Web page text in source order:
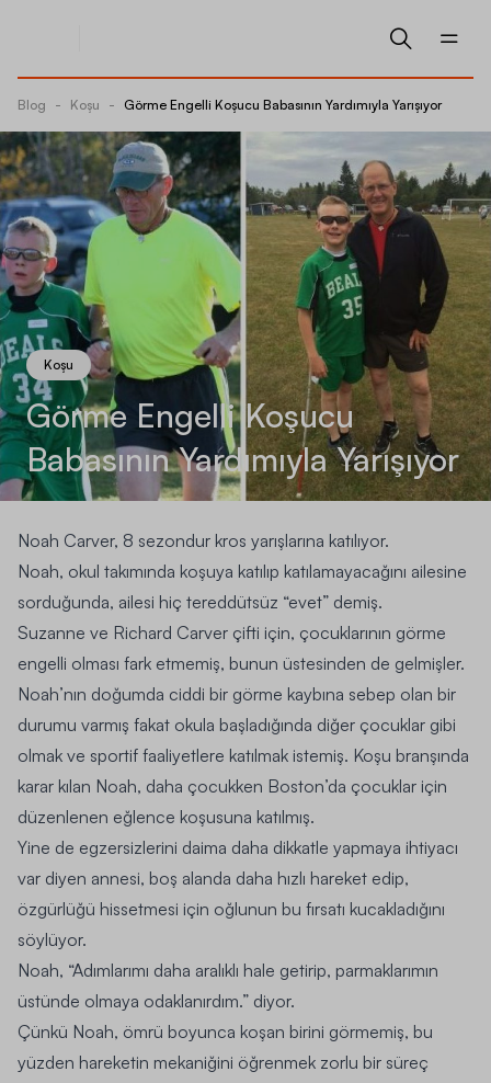
Blog - Koşu - Görme Engelli Koşucu Babasının Yardımıyla Yarışıyor
Koşu
Görme Engelli Koşucu
Babasının Yardımıyla Yarışıyor
Noah Carver, 8 sezondur kros yarışlarına katılıyor.
Noah, okul takımında koşuya katılıp katılamayacağını ailesine
sorduğunda, ailesi hiç tereddütsüz “evet” demiş.
Suzanne ve Richard Carver çifti için, çocuklarının görme
engelli olması fark etmemiş, bunun üstesinden de gelmişler.
Noah’nın doğumda ciddi bir görme kaybına sebep olan bir
durumu varmış fakat okula başladığında diğer çocuklar gibi
olmak ve sportif faaliyetlere katılmak istemiş. Koşu branşında
karar kılan Noah, daha çocukken Boston’da çocuklar için
düzenlenen eğlence koşusuna katılmış.
Yine de egzersizlerini daima daha dikkatle yapmaya ihtiyacı
var diyen annesi, boş alanda daha hızlı hareket edip,
özgürlüğü hissetmesi için oğlunun bu fırsatı kucakladığını
söylüyor.
Noah, “Adımlarımı daha aralıklı hale getirip, parmaklarımın
üstünde olmaya odaklanırdım.” diyor.
Çünkü Noah, ömrü boyunca koşan birini görmemiş, bu
yüzden hareketin mekaniğini öğrenmek zorlu bir süreç